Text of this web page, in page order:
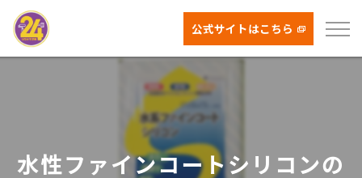
公式サイトはこちら
水性ファインコートシリコンの